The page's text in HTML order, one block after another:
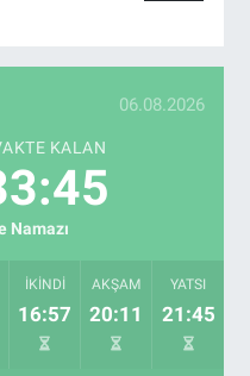
06.08.2026
KALAN
Namazı
İKINDI
16:57
AKŞAM
20:11
YATSI
21:45